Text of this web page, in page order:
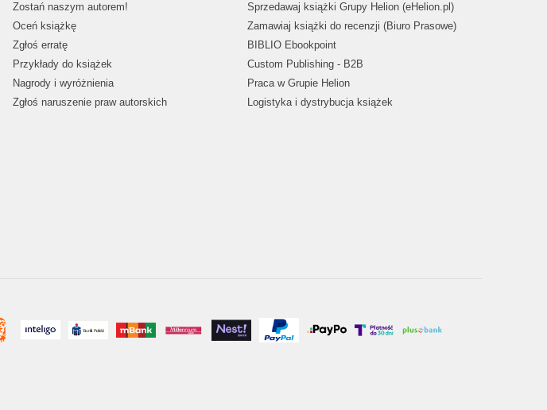
Zostań naszym autorem!
Oceń książkę
Zgłoś erratę
Przykłady do książek
Nagrody i wyróżnienia
Zgłoś naruszenie praw autorskich
Sprzedawaj książki Grupy Helion (eHelion.pl)
Zamawiaj książki do recenzji (Biuro Prasowe)
BIBLIO Ebookpoint
Custom Publishing - B2B
Praca w Grupie Helion
Logistyka i dystrybucja książek